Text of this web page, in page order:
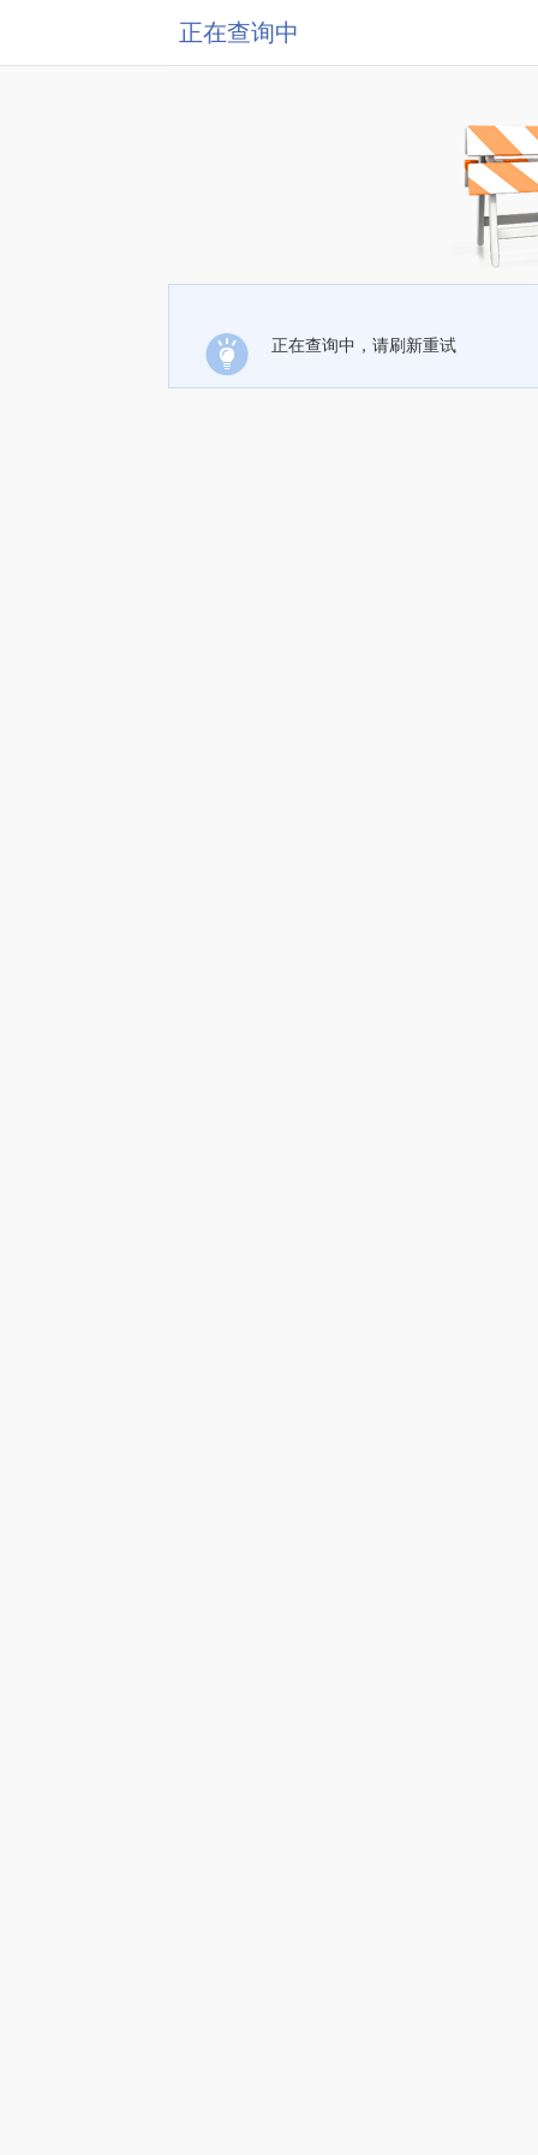
正在查询中
正在查询中，请刷新重试